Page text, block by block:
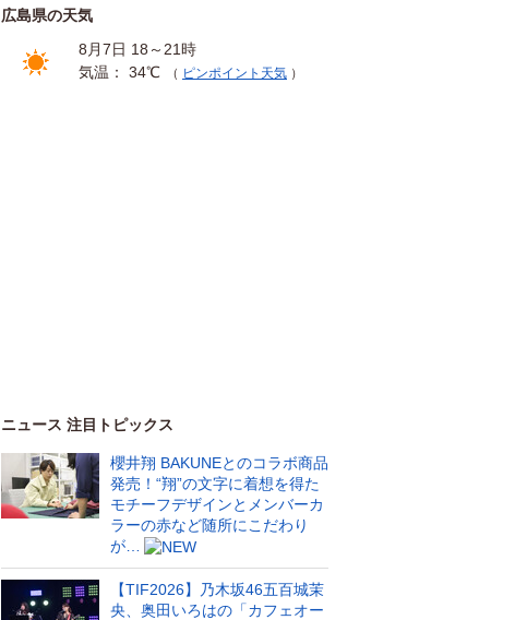
広島県の天気
8月7日 18～21時
気温： 34℃
（ ピンポイント天気 ）
ニュース 注目トピックス
櫻井翔 BAKUNEとのコラボ商品
発売！“翔”の文字に着想を得た
モチーフデザインとメンバーカ
ラーの赤など随所にこだわり
が…
【TIF2026】乃木坂46五百城茉
央、奥田いろはの「カフェオー